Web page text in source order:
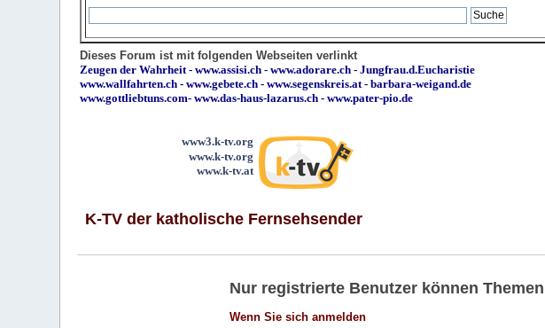
Dieses Forum ist mit folgenden Webseiten verlinkt
Zeugen der Wahrheit-www.assisi.ch -www.adorare.ch -Jungfrau.d.Eucharistie
www.wallfahrten.ch -www.gebete.ch -www.segenskreis.at-barbara-weigand.de
www.gottliebtuns.com-www.das-haus-lazarus.ch - www.pater-pio.de
www3.k-tv.org
www.k-tv.org
www.k-tv.at
K-TV der katholische Fernsehsender
Nur registrierte Benutzer können
Wenn Sie sich anmelden